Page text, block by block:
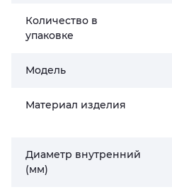
Количество в
упаковке
Мoдель
Материал изделия
Диаметр внутренний
(мм)